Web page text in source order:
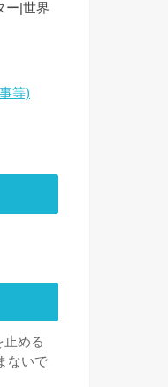
ー|世界
等)
止める
ないで